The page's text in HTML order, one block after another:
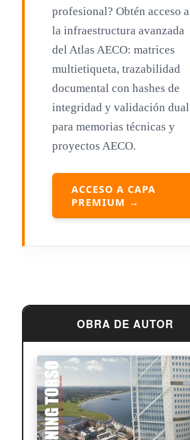
Philip Johnson
Le Corbusier
William Pereira
Frank Lloyd Wright
Louis Sullivan
Miguel Ángel Buonarroti
profesional? Obtén acceso a
la infraestructura avanzada
del Atlas AECO: matrices
multietiqueta, trazabilidad
documental con hashes de
integridad y validación dual
para memorias técnicas y
proyectos AECO.
ACCESO A CAPA
PREMIUM →
OBRA DE AUTOR